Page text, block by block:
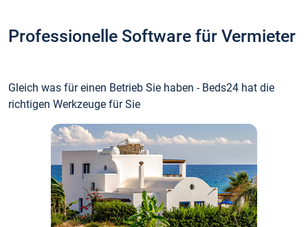
Professionelle Software für Vermieter
Gleich was für einen Betrieb Sie haben - Beds24 hat die
richtigen Werkzeuge für Sie